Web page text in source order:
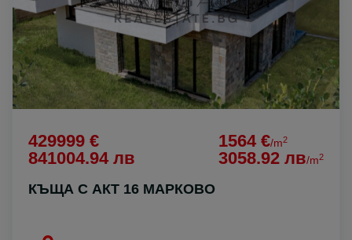
429999 €
841004.94 лв
1564 €/m2
3058.92 лв/m2
КЪЩА С АКТ 16 МАРКОВО